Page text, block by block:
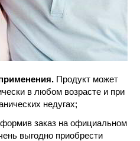
Продукт может
в любом возрасте и при
недугах;
заказ на официальном
выгодно приобрести